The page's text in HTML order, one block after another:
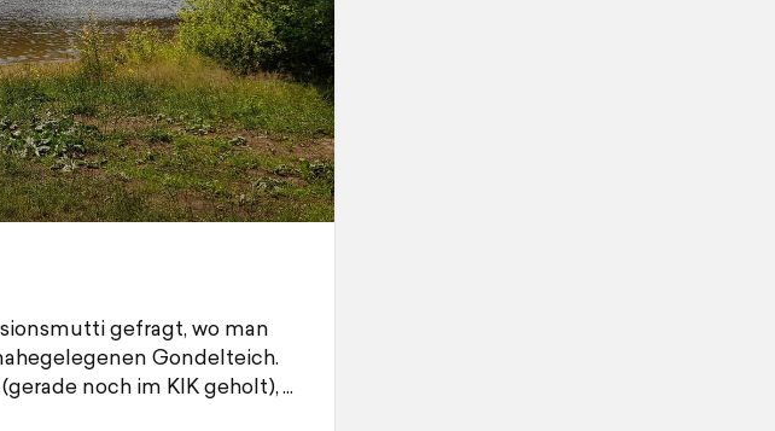
gefragt, wo man
Gondelteich.
noch im KIK geholt),